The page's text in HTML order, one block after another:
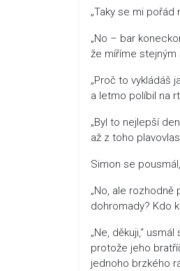
„Taky se mi pořád
„No – bar
že míříme stejným
„Proč to vykládáš
a letmo políbil na
„Byl to nejlepší
až z toho
Simon se
„No, ale rozhodně
dohromady? Kdo
„Ne, děkuji,“
protože jeho
jednoho brzkého